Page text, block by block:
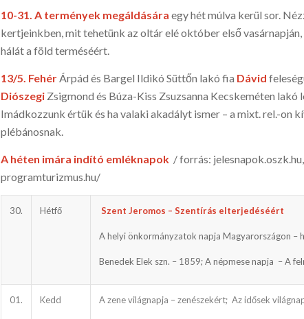
10-31. A termények megáldására egy hét múlva kerül sor.
kertjeinkben, mit tehetünk az oltár elé október első vasárnapján,
hálát a föld terméséért.
13/5. FehérÁrpád és Bargel Ildikó Süttőn lakó fia Dávid
Diószegi Zsigmond és Búza-Kiss Zsuzsanna Kecskeméten lakó
Imádkozzunk értük és ha valaki akadályt ismer – a mixt. rel.-on
plébánosnak.
A héten imára indító emléknapok / forrás:
programturizmus.hu/
30. Hétfő Szent Jeromos – Szentírás elterjedéséért
A helyi önkormányzatok napja Magyarországon –
Benedek Elek szn. – 1859; A népmese napja – A
01. Kedd A zene világnapja – zenészekért; Az idősek